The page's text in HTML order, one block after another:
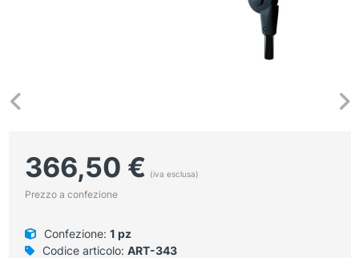
366,50 € (iva esclusa)
Prezzo a confezione
Confezione: 1 pz
Codice articolo: ART-343